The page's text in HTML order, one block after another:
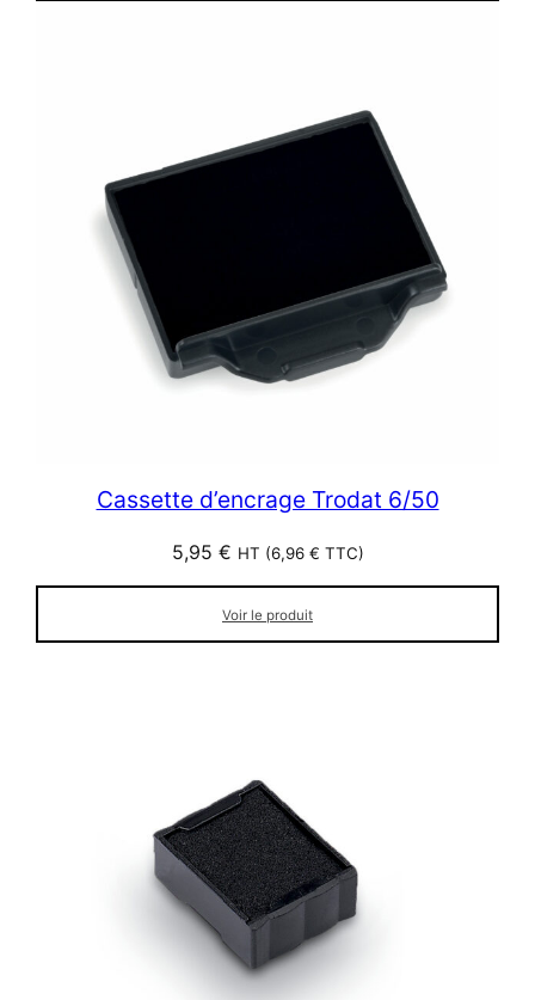
Cassette d’encrage Trodat 6/50
5,95 € HT (6,96 € TTC)
Voir le produit